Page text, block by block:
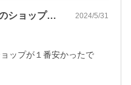
いろいろ探してみたけどこのショップが１… 2024/5/31
ップが１番安かったで